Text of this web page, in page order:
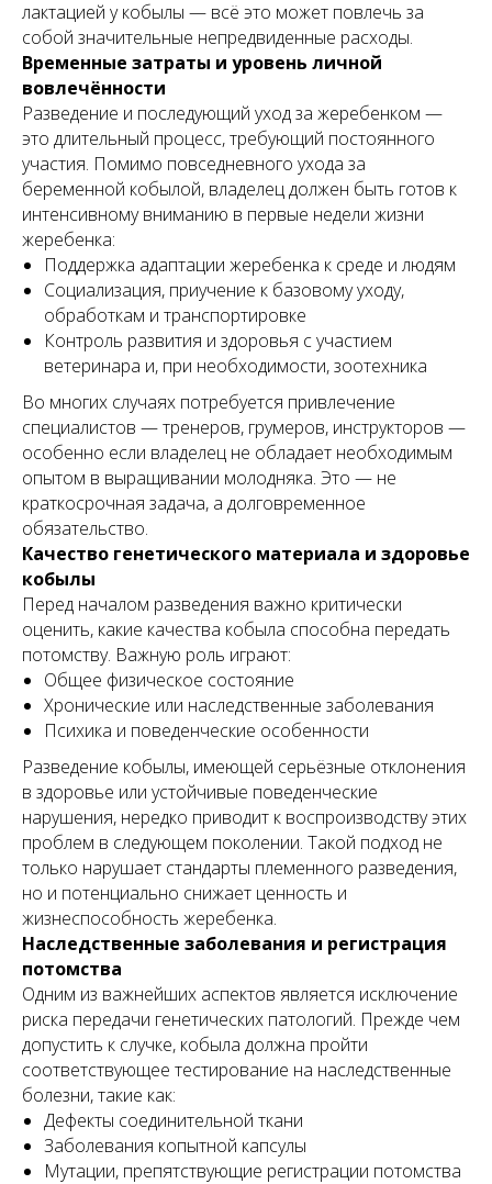
лактацией у кобылы — всё это может повлечь за
собой значительные непредвиденные расходы.
Временные затраты и уровень личной
вовлечённости
Разведение и последующий уход за жеребенком —
это длительный процесс, требующий постоянного
участия. Помимо повседневного ухода за
беременной кобылой, владелец должен быть готов к
интенсивному вниманию в первые недели жизни
жеребенка:
Поддержка адаптации жеребенка к среде и людям
Социализация, приучение к базовому уходу,
обработкам и транспортировке
Контроль развития и здоровья с участием
ветеринара и, при необходимости, зоотехника
Во многих случаях потребуется привлечение
специалистов — тренеров, грумеров, инструкторов —
особенно если владелец не обладает необходимым
опытом в выращивании молодняка. Это — не
краткосрочная задача, а долговременное
обязательство.
Качество генетического материала и здоровье
кобылы
Перед началом разведения важно критически
оценить, какие качества кобыла способна передать
потомству. Важную роль играют:
Общее физическое состояние
Хронические или наследственные заболевания
Психика и поведенческие особенности
Разведение кобылы, имеющей серьёзные отклонения
в здоровье или устойчивые поведенческие
нарушения, нередко приводит к воспроизводству этих
проблем в следующем поколении. Такой подход не
только нарушает стандарты племенного разведения,
но и потенциально снижает ценность и
жизнеспособность жеребенка.
Наследственные заболевания и регистрация
потомства
Одним из важнейших аспектов является исключение
риска передачи генетических патологий. Прежде чем
допустить к случке, кобыла должна пройти
соответствующее тестирование на наследственные
болезни, такие как:
Дефекты соединительной ткани
Заболевания копытной капсулы
Мутации, препятствующие регистрации потомства